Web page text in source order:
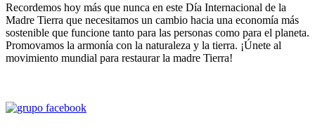
Recordemos hoy más que nunca en este Día Internacional de la
Madre Tierra que necesitamos un cambio hacia una economía más
sostenible que funcione tanto para las personas como para el planeta.
Promovamos la armonía con la naturaleza y la tierra. ¡Únete al
movimiento mundial para restaurar la madre Tierra!